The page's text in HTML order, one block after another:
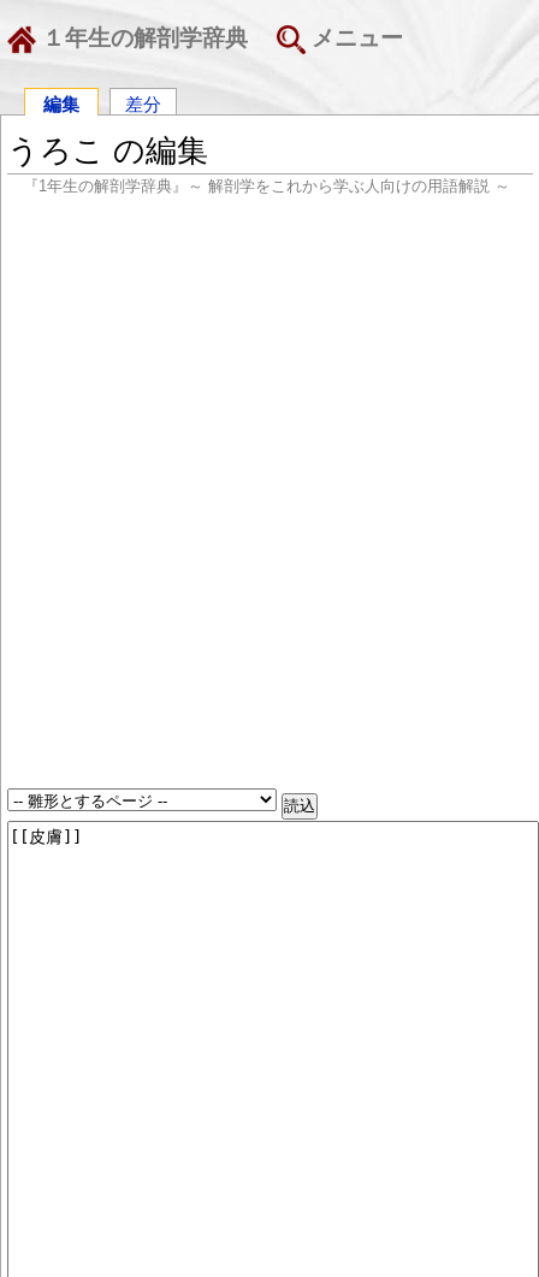
１年生の解剖学辞典 メニュー
編集 差分
うろこ の編集
『1年生の解剖学辞典』～ 解剖学をこれから学ぶ人向けの用語解説 ～